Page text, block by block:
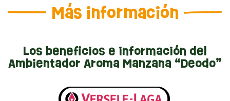
Más información
Los beneficios e información del
Ambientador Aroma Manzana “Deodo”